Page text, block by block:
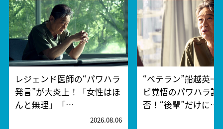
レジェンド医師の“パワハラ
発言”が大炎上！「女性はほ
んと無理」「…
2026.08.06
“ベテラン”船越英一
ビ覚悟のパワハラ謝
否！“後輩”だけに…